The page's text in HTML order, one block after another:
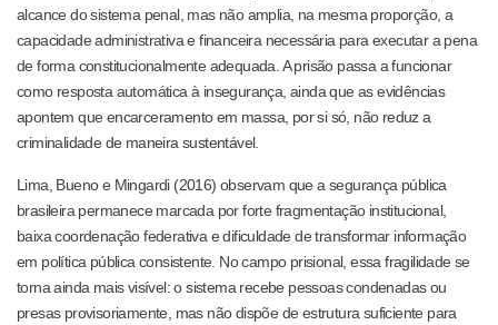
alcance do sistema penal, mas não amplia, na mesma proporção, a
capacidade administrativa e financeira necessária para executar a pena
de forma constitucionalmente adequada. A prisão passa a funcionar
como resposta automática à insegurança, ainda que as evidências
apontem que encarceramento em massa, por si só, não reduz a
criminalidade de maneira sustentável.
Lima, Bueno e Mingardi (2016) observam que a segurança pública
brasileira permanece marcada por forte fragmentação institucional,
baixa coordenação federativa e dificuldade de transformar informação
em política pública consistente. No campo prisional, essa fragilidade se
torna ainda mais visível: o sistema recebe pessoas condenadas ou
presas provisoriamente, mas não dispõe de estrutura suficiente para